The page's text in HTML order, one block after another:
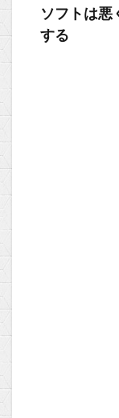
ソフトは悪
する